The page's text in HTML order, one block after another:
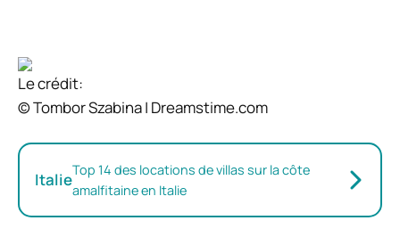
Le crédit:
© Tombor Szabina | Dreamstime.com
ItalieTop 14 des locations de villas sur la côte
amalfitaine en Italie